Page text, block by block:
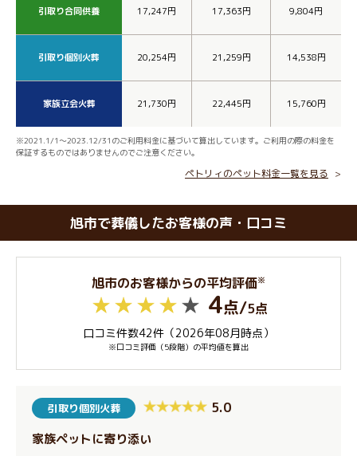
引取り合同供養 17,247円 17,363円 9,804円
引取り個別火葬 20,254円 21,259円 14,538円
家族立会火葬 21,730円 22,445円 15,760円
※2021.1/1～2023.12/31のご利用料金に基づいて算出しています。ご利用の際の料金を
保証するものではありませんのでご注意ください。
ペトリィのペット料金一覧を見る
旭市で葬儀したお客様の声・口コミ
旭市のお客様からの平均評価※
4点/5点
口コミ件数42件（2026年08月時点）
※口コミ評価（5段階）の平均値を算出
引取り個別火葬 5.0
家族ペットに寄り添い